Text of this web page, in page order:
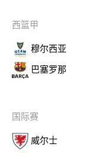
西篮甲
穆尔西亚
巴塞罗那
国际赛
威尔士